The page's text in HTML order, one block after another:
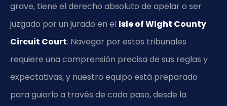
grave, tiene el derecho absoluto de apelar o ser
juzgado por un jurado en el Isle of Wight County
Circuit Court. Navegar por estos tribunales
requiere una comprensión precisa de sus reglas y
expectativas, y nuestro equipo está preparado
para guiarlo a través de cada paso, desde la